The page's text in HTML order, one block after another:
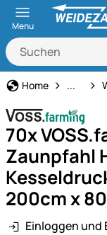
Menu
Home ...
70x
Zaunpfahl
200cm x
Einloggen und